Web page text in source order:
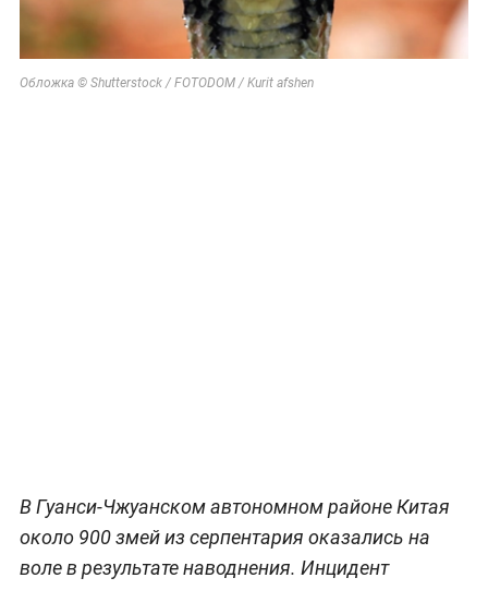
Обложка © Shutterstock / FOTODOM / Kurit afshen
В Гуанси-Чжуанском автономном районе Китая
около 900 змей из серпентария оказались на
воле в результате наводнения. Инцидент